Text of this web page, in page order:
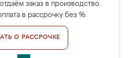
заказ в производство.
в рассрочку без %.
О РАССРОЧКЕ